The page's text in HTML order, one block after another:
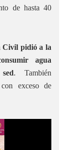
de hasta 40
Civil pidió a la
agua
. También
exceso de